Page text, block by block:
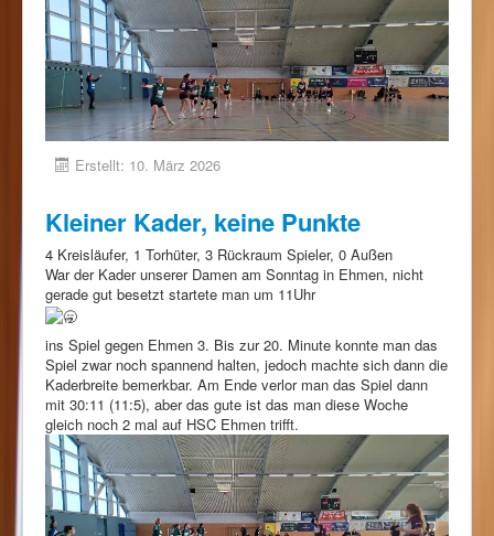
Erstellt: 10. März 2026
Kleiner Kader, keine Punkte
4 Kreisläufer, 1 Torhüter, 3 Rückraum Spieler, 0 Außen
War der Kader unserer Damen am Sonntag in Ehmen, nicht
gerade gut besetzt startete man um 11Uhr
ins Spiel gegen Ehmen 3. Bis zur 20. Minute konnte man das
Spiel zwar noch spannend halten, jedoch machte sich dann die
Kaderbreite bemerkbar. Am Ende verlor man das Spiel dann
mit 30:11 (11:5), aber das gute ist das man diese Woche
gleich noch 2 mal auf HSC Ehmen trifft.